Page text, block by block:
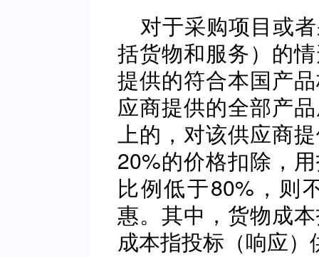
对于采购项目或
括货物和服务）的
提供的符合本国产
应商提供的全部产
上的，对该供应商
20%的价格扣除，
比例低于80%，则
惠。其中，货物成
成本指投标（响应